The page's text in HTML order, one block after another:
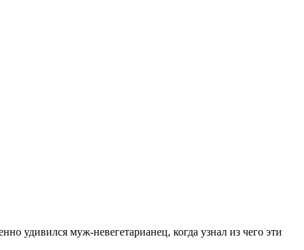
удивился муж-невегетарианец, когда узнал из чего эти